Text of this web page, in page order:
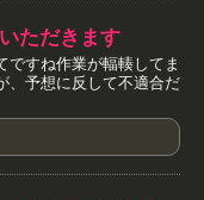
ただきます
ですね作業が輻輳してま
、予想に反して不適合だ